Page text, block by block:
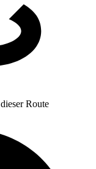
dieser Route